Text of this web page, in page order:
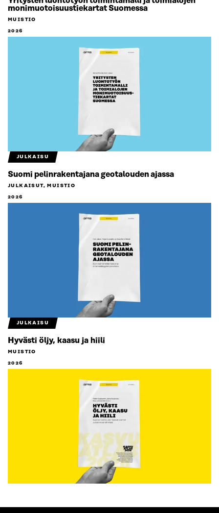
monimuotoisuustiekartat Suomessa
MUISTIO
2026
JULKAISU
Suomi pelinrakentajana geotalouden ajassa
JULKAISUT, MUISTIO
2026
JULKAISU
Hyvästi öljy, kaasu ja hiili
MUISTIO
2026